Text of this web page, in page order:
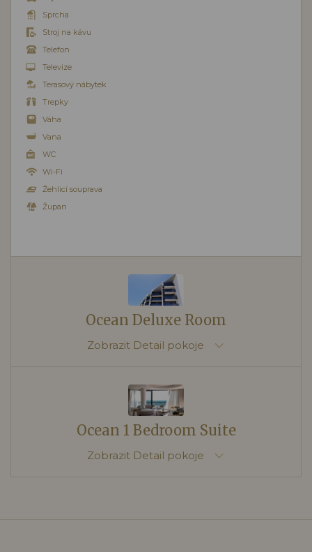
Sprcha
Stroj na kávu
Telefon
Televize
Terasový nábytek
Trepky
Váha
Vana
WC
Wi-Fi
Žehlicí souprava
Župan
Ocean Deluxe Room
Zobrazit Detail pokoje
Ocean 1 Bedroom Suite
Zobrazit Detail pokoje